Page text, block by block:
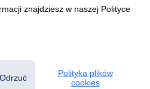
Uniwersytet WSB Merito
w ramach "PRZEPŁYWU".
znajdziesz w naszej Polityce
Odrzuć
Polityka plików
cookies